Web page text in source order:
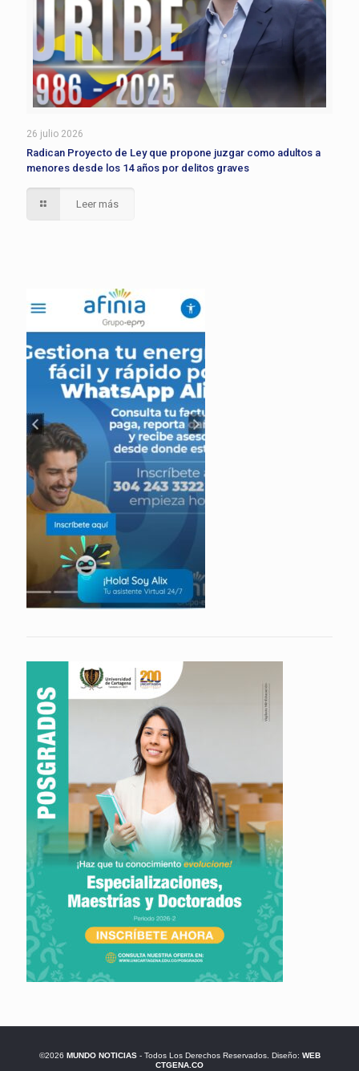
26 julio 2026
Radican Proyecto de Ley que propone juzgar como adultos a
menores desde los 14 años por delitos graves
Leer más
©2026 MUNDO NOTICIAS- Todos Los Derechos Reservados. Diseño: WEB
CTGENA.CO